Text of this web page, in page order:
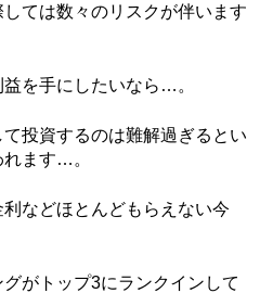
ては数々のリスクが伴います
を手にしたいなら…。
投資するのは難解過ぎるとい
ます…。
などほとんどもらえない今
グがトップ3にランクインして